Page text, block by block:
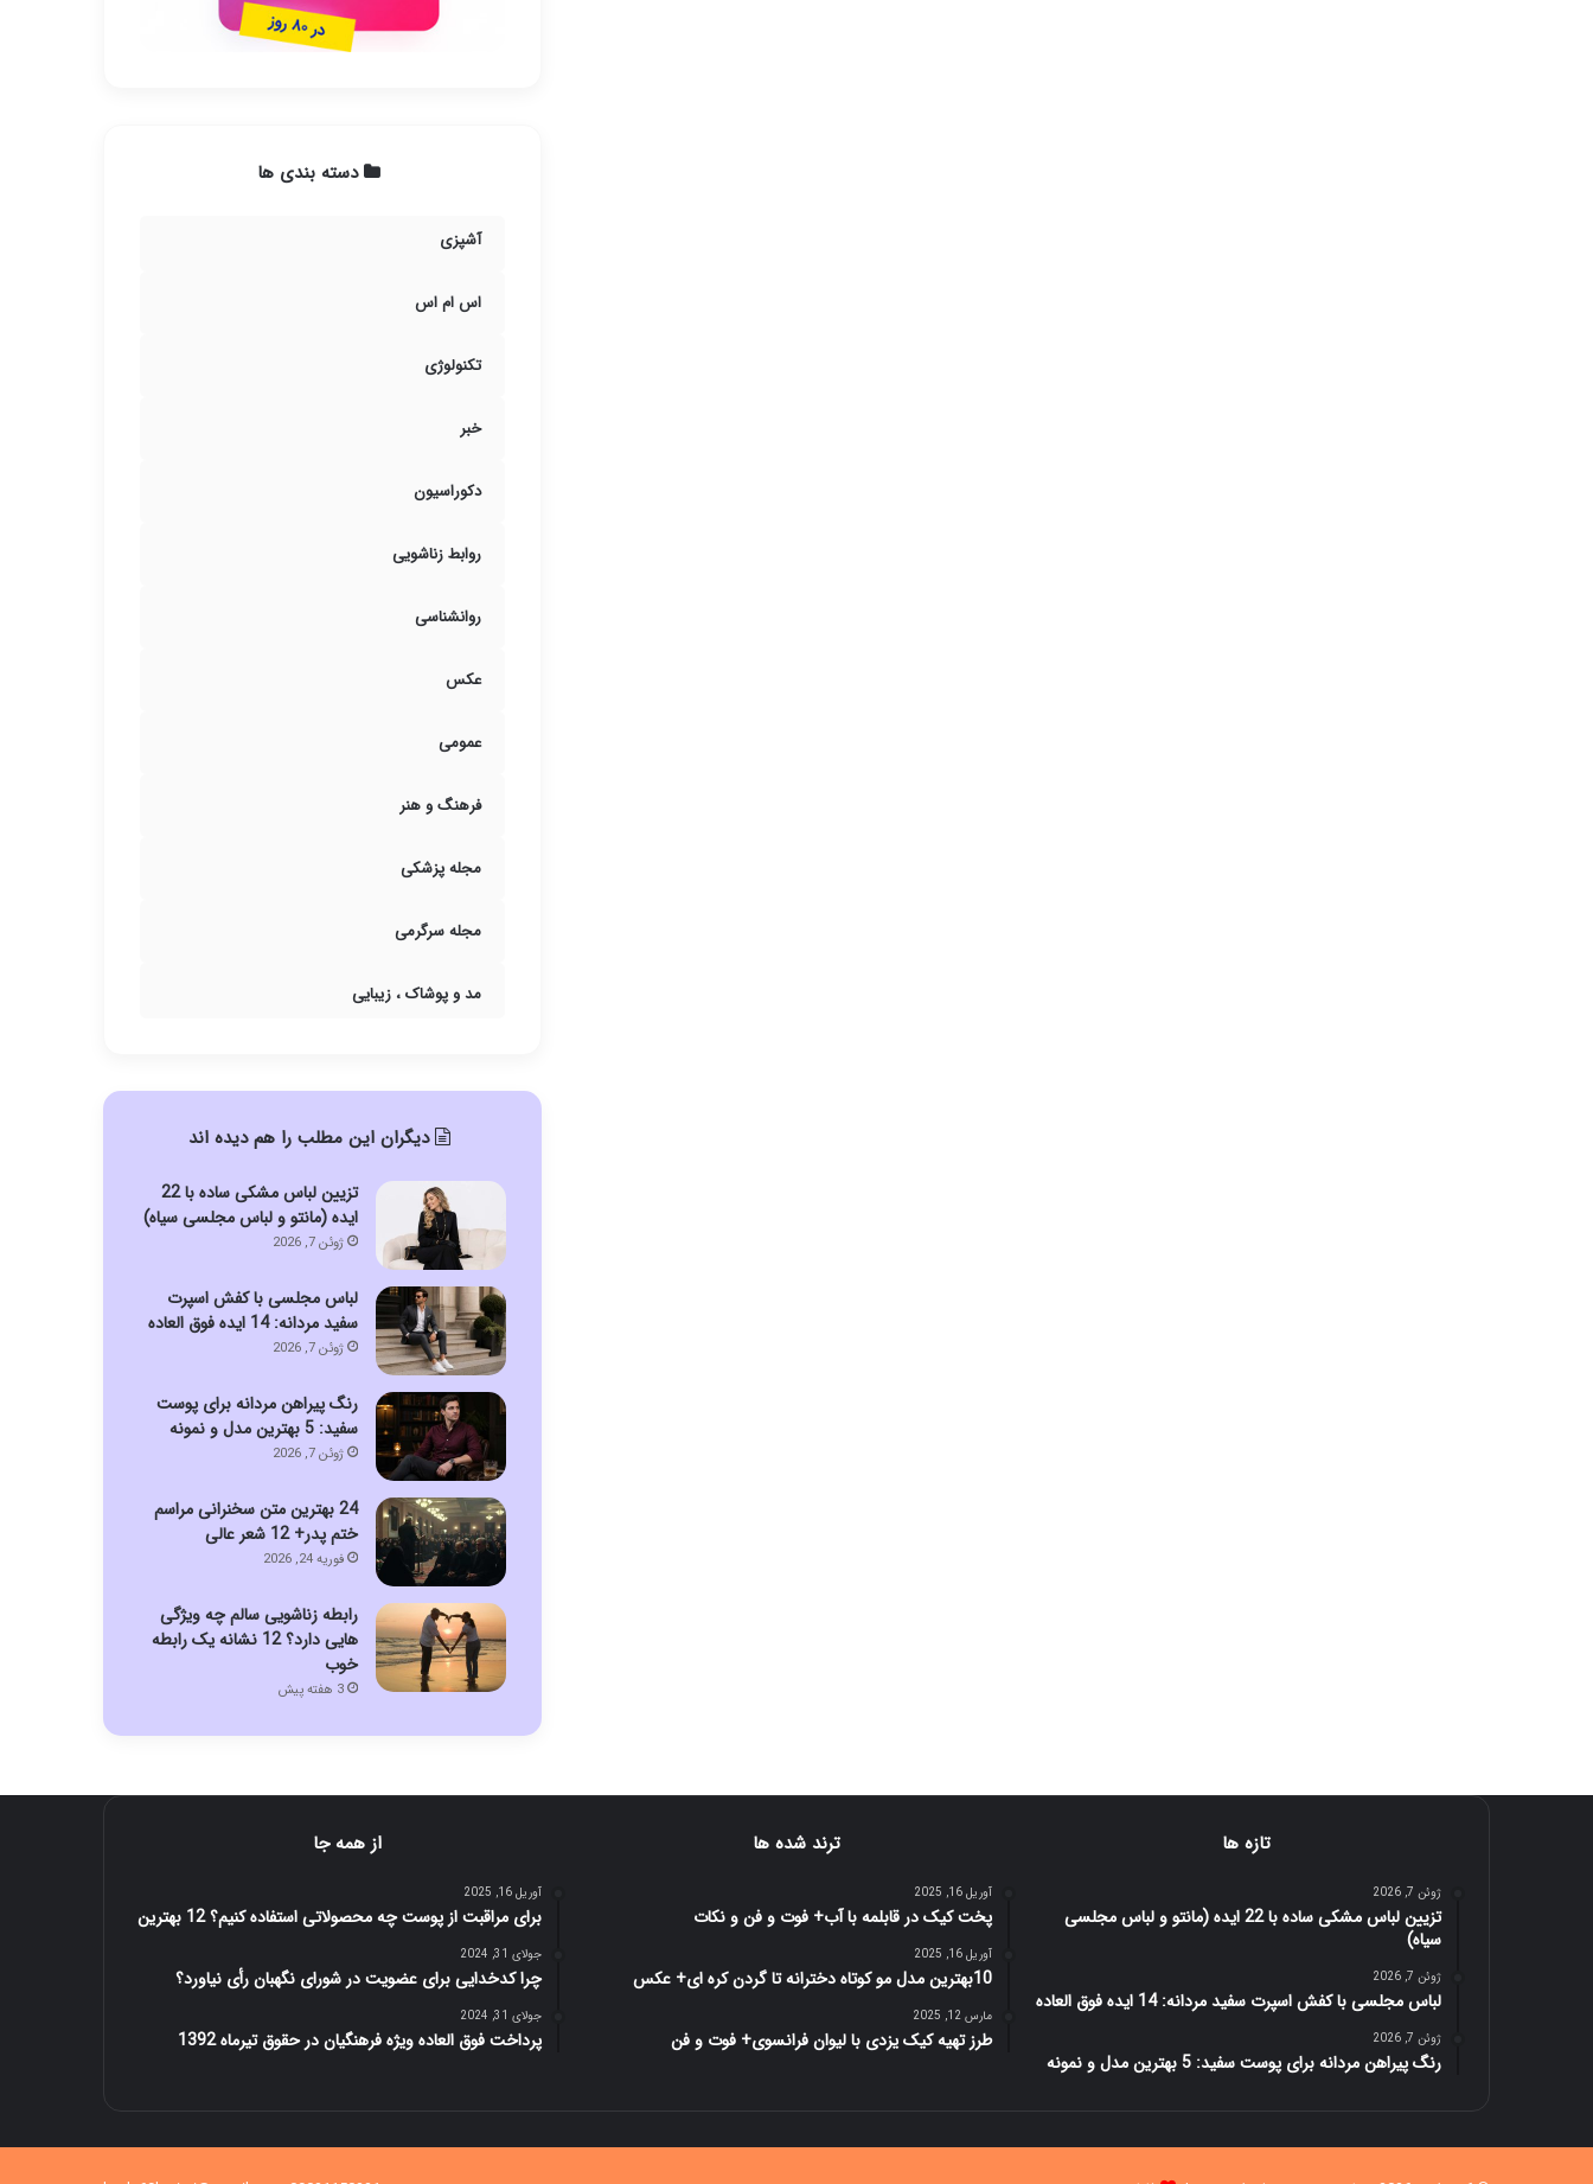
دسته بندی ها
آشپزی
اس ام اس
تکنولوژی
خبر
دکوراسیون
روابط زناشویی
روانشناسی
عکس
عمومی
فرهنگ و هنر
مجله پزشکی
مجله سرگرمی
مد و پوشاک ، زیبایی
دیگران این مطلب را هم دیده اند
تزیین لباس مشکی ساده با 22
ایده (مانتو و لباس مجلسی سیاه)
ژوئن 7, 2026
لباس مجلسی با کفش اسپرت
سفید مردانه: 14 ایده فوق العاده
ژوئن 7, 2026
رنگ پیراهن مردانه برای پوست
سفید: 5 بهترین مدل و نمونه
ژوئن 7, 2026
24 بهترین متن سخنرانی مراسم
ختم پدر+ 12 شعر عالی
فوریه 24, 2026
رابطه زناشویی سالم چه ویژگی
هایی دارد؟ 12 نشانه یک رابطه
خوب
3 هفته پیش
تازه ها
ژوئن 7, 2026
تزیین لباس مشکی ساده با 22 ایده (مانتو و لباس مجلسی
سیاه)
ژوئن 7, 2026
لباس مجلسی با کفش اسپرت سفید مردانه: 14 ایده فوق العاده
ژوئن 7, 2026
رنگ پیراهن مردانه برای پوست سفید: 5 بهترین مدل و نمونه
ترند شده ها
آوریل 16, 2025
پخت کیک در قابلمه با آب+ فوت و فن و نکات
آوریل 16, 2025
10بهترین مدل مو کوتاه دخترانه تا گردن کره ای+ عکس
مارس 12, 2025
طرز تهیه کیک یزدی با لیوان فرانسوی+ فوت و فن
از همه جا
آوریل 16, 2025
برای مراقبت از پوست چه محصولاتی استفاده کنیم؟ 12 بهترین
جولای 31, 2024
چرا کدخدایی برای عضویت در شورای نگهبان رأی نیاورد؟
جولای 31, 2024
پرداخت فوق العاده ویژه فرهنگیان در حقوق تیرماه 1392